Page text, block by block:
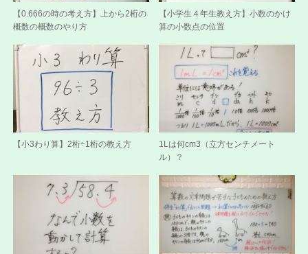
【0.666の時の考え方】上から2桁の
概数の概数のやり方
【小学生４年生教え方】小数のかけ
算の小数点の位置
【小3わり算】2桁÷1桁の教え方
1Lは何cm3（立方センチメート
ル）？